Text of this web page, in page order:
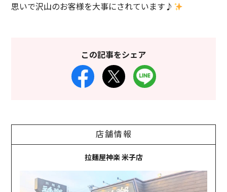
思いで沢山のお客様を大事にされています♪
この記事をシェア
店舗情報
拉麺屋神楽 米子店